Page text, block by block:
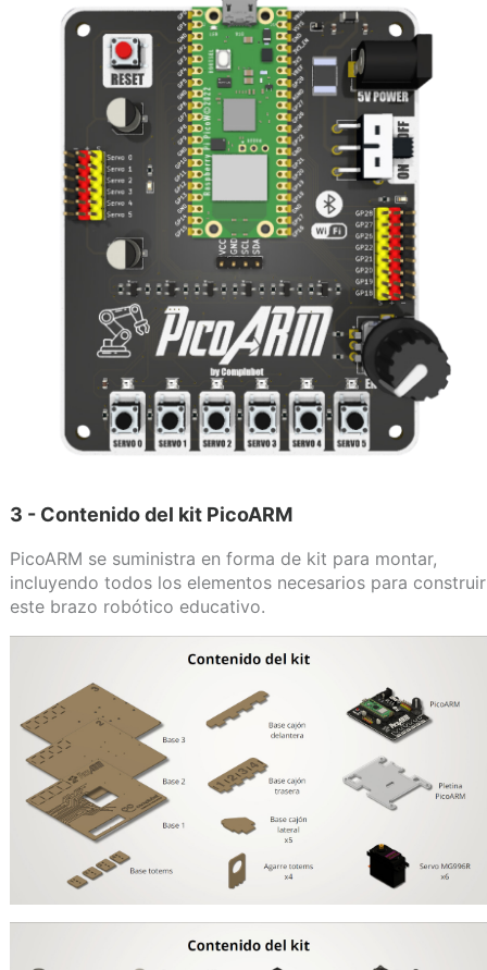
3 - Contenido del kit PicoARM
PicoARM se suministra en forma de kit para montar,
incluyendo todos los elementos necesarios para construir
este brazo robótico educativo.